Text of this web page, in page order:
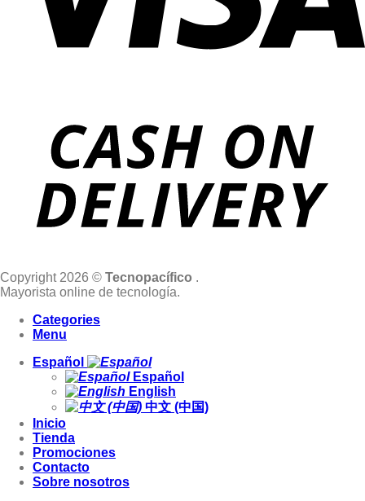
Copyright 2026 © Tecnopacífico .
Mayorista online de tecnología.
Categories
Menu
Español
Español
English
中文 (中国)
Inicio
Tienda
Promociones
Contacto
Sobre nosotros